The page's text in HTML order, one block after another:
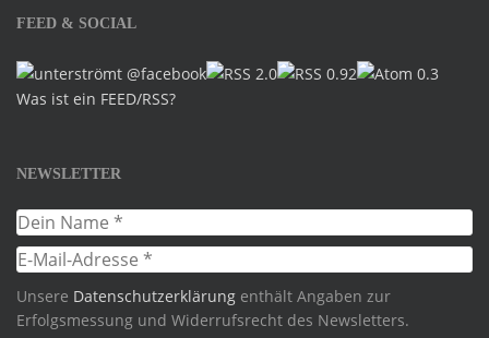
FEED & SOCIAL
Was ist ein FEED/RSS?
NEWSLETTER
Unsere Datenschutzerklärung enthält Angaben zur
Erfolgsmessung und Widerrufsrecht des Newsletters.